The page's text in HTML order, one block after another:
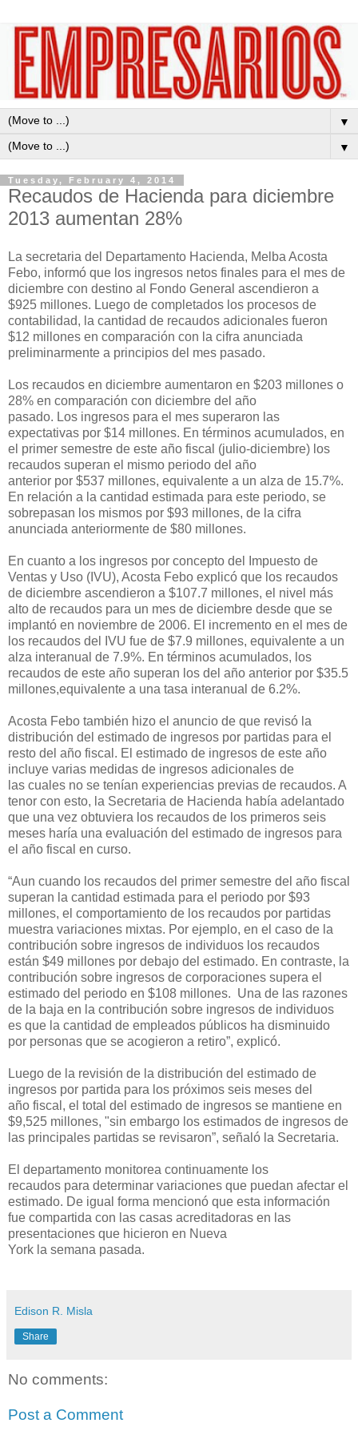
▼
▼
Tuesday, February 4, 2014
Recaudos de Hacienda para diciembre
2013 aumentan 28%
La secretaria del Departamento Hacienda, Melba Acosta
Febo, informó que los ingresos netos finales para el mes de
diciembre con destino al Fondo General ascendieron a
$925 millones. Luego de completados los procesos de
contabilidad, la cantidad de recaudos adicionales fueron
$12 millones en comparación con la cifra anunciada
preliminarmente a principios del mes pasado.
Los recaudos en diciembre aumentaron en $203 millones o
28% en comparación con diciembre del año
pasado. Los ingresos para el mes superaron las
expectativas por $14 millones. En términos acumulados, en
el primer semestre de este año fiscal (julio-diciembre) los
recaudos superan el mismo periodo del año
anterior por $537 millones, equivalente a un alza de 15.7%.
En relación a la cantidad estimada para este periodo, se
sobrepasan los mismos por $93 millones, de la cifra
anunciada anteriormente de $80 millones.
En cuanto a los ingresos por concepto del Impuesto de
Ventas y Uso ( IVU), Acosta Febo explicó que los recaudos
de diciembre ascendieron a $107.7 millones, el nivel más
alto de recaudos para un mes de diciembre desde que se
implantó en noviembre de 2006. El incremento en el mes de
los recaudos del IVU fue de $7.9 millones, equivalente a un
alza interanual de 7.9%. En términos acumulados, los
recaudos de este año superan los del año anterior por $35.5
millones,equivalente a una tasa interanual de 6.2%.
Acosta Febo también hizo el anuncio de que revisó la
distribución del estimado de ingresos por partidas para el
resto del año fiscal. El estimado de ingresos de este año
incluye varias medidas de ingresos adicionales de
las cuales no se tenían experiencias previas de recaudos. A
tenor con esto, la Secretaria de Hacienda había adelantado
que una vez obtuviera los recaudos de los primeros seis
meses haría una evaluación del estimado de ingresos para
el año fiscal en curso.
“Aun cuando los recaudos del primer semestre del año fiscal
superan la cantidad estimada para el periodo por $93
millones, el comportamiento de los recaudos por partidas
muestra variaciones mixtas. Por ejemplo, en el caso de la
contribución sobre ingresos de individuos los recaudos
están $49 millones por debajo del estimado. En contraste, la
contribución sobre ingresos de corporaciones supera el
estimado del periodo en $108 millones. Una de las razones
de la baja en la contribución sobre ingresos de individuos
es que la cantidad de empleados públicos ha disminuido
por personas que se acogieron a retiro”, explicó.
Luego de la revisión de la distribución del estimado de
ingresos por partida para los próximos seis meses del
año fiscal , el total del estimado de ingresos se mantiene en
$9,525 millones, "sin embargo los estimados de ingresos de
las principales partidas se revisaron”, señaló la Secretaria.
El departamento monitorea continuamente los
recaudos para determinar variaciones que puedan afectar el
estimado. De igual forma mencionó que esta información
fue compartida con las casas acreditadoras en las
presentaciones que hicieron en Nueva
York la semana pasada.
Edison R. Misla
Share
No comments:
Post a Comment